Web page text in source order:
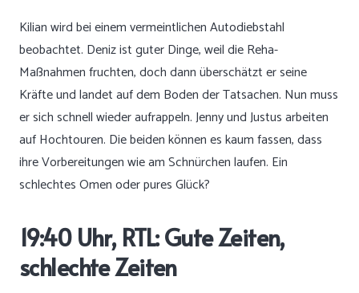
Kilian wird bei einem vermeintlichen Autodiebstahl
beobachtet. Deniz ist guter Dinge, weil die Reha-
Maßnahmen fruchten, doch dann überschätzt er seine
Kräfte und landet auf dem Boden der Tatsachen. Nun muss
er sich schnell wieder aufrappeln. Jenny und Justus arbeiten
auf Hochtouren. Die beiden können es kaum fassen, dass
ihre Vorbereitungen wie am Schnürchen laufen. Ein
schlechtes Omen oder pures Glück?
19:40 Uhr, RTL: Gute Zeiten,
schlechte Zeiten